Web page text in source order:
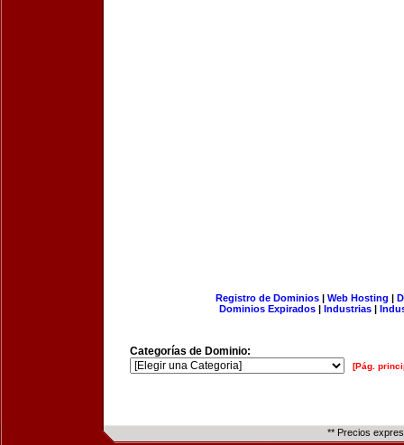
Registro de Dominios| Web Hosting |
Dominios Expirados | Industrias |
Categorías de Dominio:
[Pág.
** Precios